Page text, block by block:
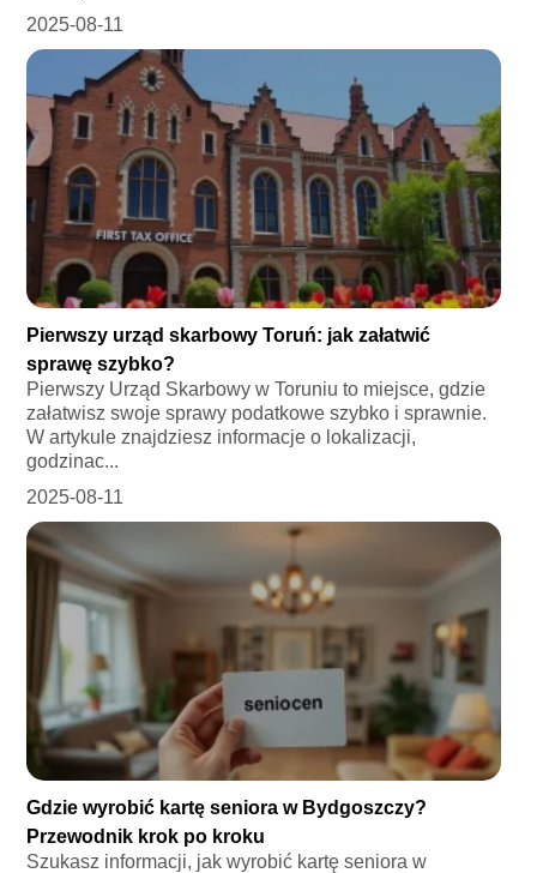
2025-08-11
Pierwszy urząd skarbowy Toruń: jak załatwić
sprawę szybko?
Pierwszy Urząd Skarbowy w Toruniu to miejsce, gdzie
załatwisz swoje sprawy podatkowe szybko i sprawnie.
W artykule znajdziesz informacje o lokalizacji,
godzinac...
2025-08-11
Gdzie wyrobić kartę seniora w Bydgoszczy?
Przewodnik krok po kroku
Szukasz informacji, jak wyrobić kartę seniora w